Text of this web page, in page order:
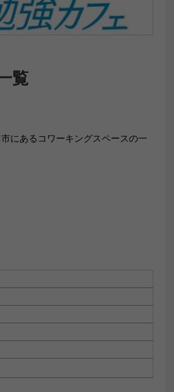
覧
にあるコワーキングスペースの一